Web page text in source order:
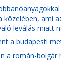
közelében, ami
leválás miatt
a budapesti
a román-bolgár